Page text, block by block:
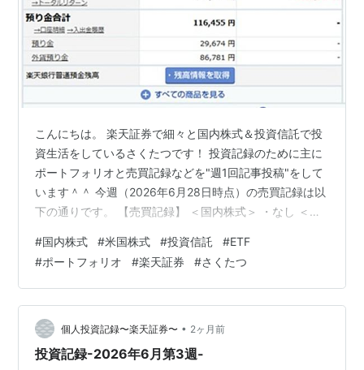
こんにちは。 楽天証券で細々と国内株式＆投資信託で投
資生活をしているさくたつです！ 投資記録のために主に
ポートフォリオと売買記録などを"週1回記事投稿"をして
います＾＾ 今週（2026年6月28日時点）の売買記録は以
下の通りです。 【売買記録】 ＜国内株式＞ ・なし ＜米
オ】 ＜資産合計＞ ＜資産比率＞ ＜保有商品詳細＞ 先週
との評価損益比較は-51,719円となりました。 ・国内株
式：今週7,762,390円－先週7,838,510円＝-76,120円 ・
米国株式：今週2,164,103円－先週2,130,098円＝
+34,005円 ・投…
#国内株式 #米国株式 #投資信託 #ETF
#ポートフォリオ #楽天証券 #さくたつ
個人投資記録〜楽天証券〜 • 2ヶ月前
投資記録-2026年6月第3週-